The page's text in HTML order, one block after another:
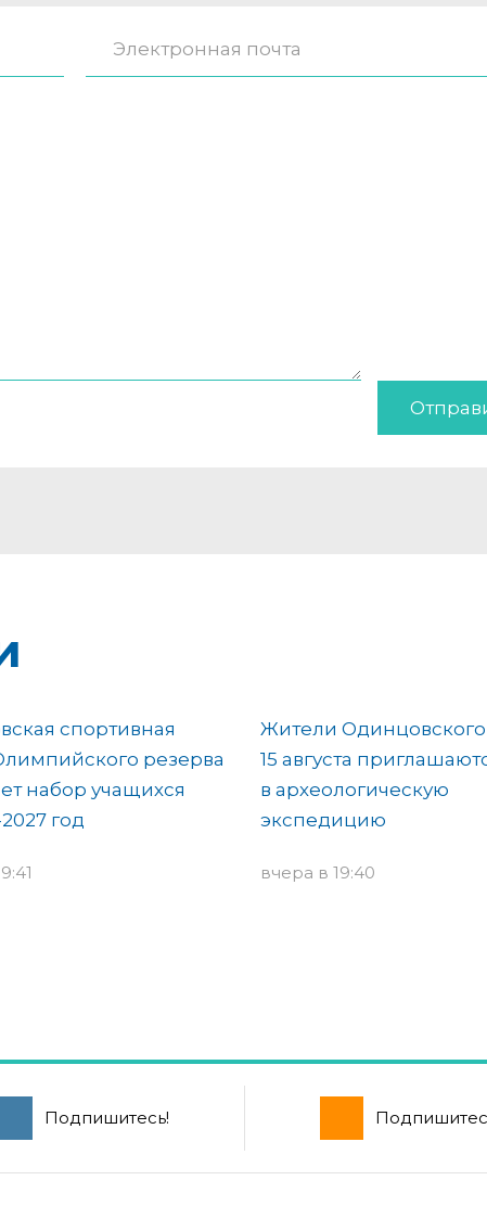
спортивная
резерва
набор учащихся
год
Жители Одинцовского
15 августа
в археологическую
экспедицию
вчера в 19:40
Подпишитесь!